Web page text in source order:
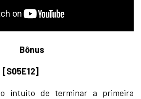
Bônus
[S05E12]
intuito de terminar a primeira